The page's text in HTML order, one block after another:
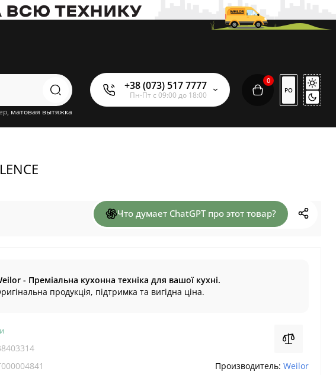
+38 (073) 517 7777
Пн-Пт с 09:00 до 18:00
матовая вытяжка
0
РО
Что думает ChatGPT про этот товар?
- Преміальна кухонна техніка для вашої кухні.
продукція, підтримка та вигідна ціна.
Производитель: Weilor